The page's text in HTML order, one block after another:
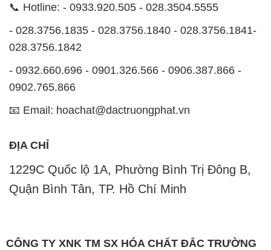
📞 Hotline: - 0933.920.505 - 028.3504.5555
- 028.3756.1835 - 028.3756.1840 - 028.3756.1841-
028.3756.1842
- 0932.660.696 - 0901.326.566 - 0906.387.866 -
0902.765.866
📧 Email: hoachat@dactruongphat.vn
ĐỊA CHỈ
1229C Quốc lộ 1A, Phường Bình Trị Đông B,
Quận Bình Tân, TP. Hồ Chí Minh
CÔNG TY XNK TM SX HÓA CHẤT ĐẮC TRƯỜNG